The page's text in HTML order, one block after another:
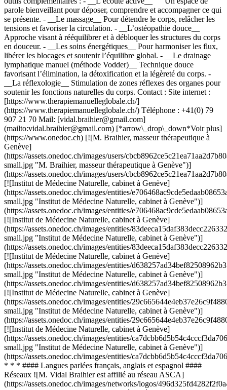
parole bienveillant pour déposer, comprendre et accompagner ce qui
se présente. - __Le massage__ Pour détendre le corps, relâcher les
tensions et favoriser la circulation. - __L’ostéopathie douce__
Approche visant à rééquilibrer et à débloquer les structures du corps
en douceur. - __Les soins énergétiques__ Pour harmoniser les flux,
libérer les blocages et soutenir l’équilibre global. - __Le drainage
lymphatique manuel (méthode Vodder)__ Technique douce
favorisant l’élimination, la détoxification et la légèreté du corps. -
__La réflexologie__ Stimulation de zones réflexes des organes pour
soutenir les fonctions naturelles du corps. Contact : Site internet :
[https://www.therapiemanuelleglobale.ch/]
(https://www.therapiemanuelleglobale.ch/) Téléphone : +41(0) 79
907 21 70 Mail: [vidal.braihier@gmail.com]
(mailto:vidal.braihier@gmail.com) [*arrow\_drop\_down*Voir plus]
(https://www.onedoc.ch) [![M. Braihier, masseur thérapeutique à
Genève]
(https://assets.onedoc.ch/images/users/
small.jpg "M. Braihier, masseur thérapeutique à Genève")]
(https://assets.onedoc.ch/images/users/
[![Institut de Médecine Naturelle, cabinet à Genève]
(https://assets.onedoc.ch/images/entities/
small.jpg "Institut de Médecine Naturelle, cabinet à Genève")]
(https://assets.onedoc.ch/images/entities/
[![Institut de Médecine Naturelle, cabinet à Genève]
(https://assets.onedoc.ch/images/entities/
small.jpg "Institut de Médecine Naturelle, cabinet à Genève")]
(https://assets.onedoc.ch/images/entities/
[![Institut de Médecine Naturelle, cabinet à Genève]
(https://assets.onedoc.ch/images/entities/
small.jpg "Institut de Médecine Naturelle, cabinet à Genève")]
(https://assets.onedoc.ch/images/entities/
[![Institut de Médecine Naturelle, cabinet à Genève]
(https://assets.onedoc.ch/images/entities/
small.jpg "Institut de Médecine Naturelle, cabinet à Genève")]
(https://assets.onedoc.ch/images/entities/
[![Institut de Médecine Naturelle, cabinet à Genève]
(https://assets.onedoc.ch/images/entities/
small.jpg "Institut de Médecine Naturelle, cabinet à Genève")]
(https://assets.onedoc.ch/images/entities/
* * * #### Langues parlées français, anglais et espagnol ####
Réseaux ![M. Vidal Braihier est affilié au réseau ASCA]
(https://assets.onedoc.ch/images/networks/logos/